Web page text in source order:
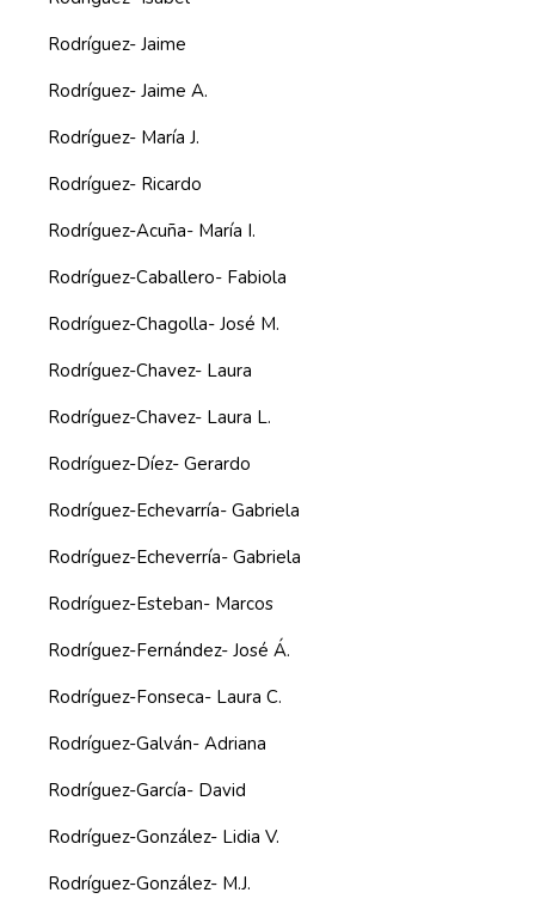
Rodríguez- Jaime
Rodríguez- Jaime A.
Rodríguez- María J.
Rodríguez- Ricardo
Rodríguez-Acuña- María I.
Rodríguez-Caballero- Fabiola
Rodríguez-Chagolla- José M.
Rodríguez-Chavez- Laura
Rodríguez-Chavez- Laura L.
Rodríguez-Díez- Gerardo
Rodríguez-Echevarría- Gabriela
Rodríguez-Echeverría- Gabriela
Rodríguez-Esteban- Marcos
Rodríguez-Fernández- José Á.
Rodríguez-Fonseca- Laura C.
Rodríguez-Galván- Adriana
Rodríguez-García- David
Rodríguez-González- Lidia V.
Rodríguez-González- M.J.